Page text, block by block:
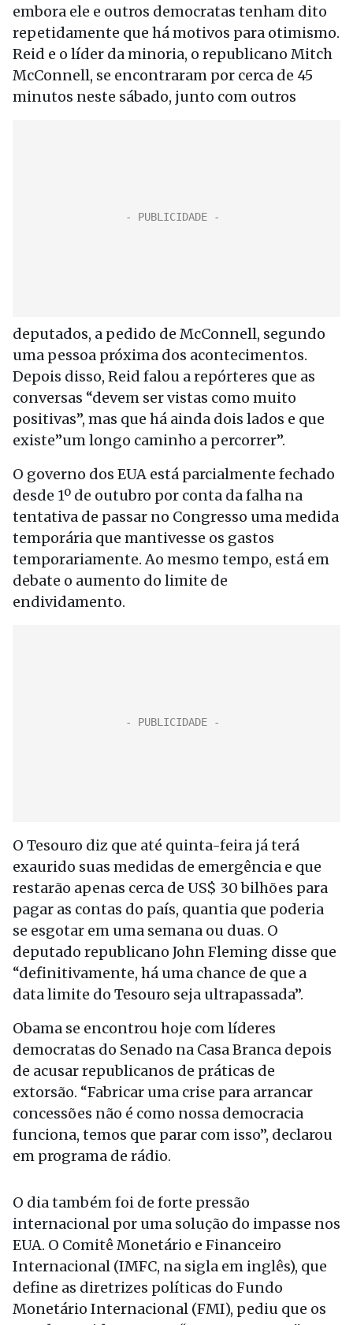
embora ele e outros democratas tenham dito
repetidamente que há motivos para otimismo.
Reid e o líder da minoria, o republicano Mitch
McConnell, se encontraram por cerca de 45
minutos neste sábado, junto com outros
deputados, a pedido de McConnell, segundo
uma pessoa próxima dos acontecimentos.
Depois disso, Reid falou a repórteres que as
conversas “devem ser vistas como muito
positivas”, mas que há ainda dois lados e que
existe”um longo caminho a percorrer”.
O governo dos EUA está parcialmente fechado
desde 1º de outubro por conta da falha na
tentativa de passar no Congresso uma medida
temporária que mantivesse os gastos
temporariamente. Ao mesmo tempo, está em
debate o aumento do limite de
endividamento.
O Tesouro diz que até quinta-feira já terá
exaurido suas medidas de emergência e que
restarão apenas cerca de US$ 30 bilhões para
pagar as contas do país, quantia que poderia
se esgotar em uma semana ou duas. O
deputado republicano John Fleming disse que
“definitivamente, há uma chance de que a
data limite do Tesouro seja ultrapassada”.
Obama se encontrou hoje com líderes
democratas do Senado na Casa Branca depois
de acusar republicanos de práticas de
extorsão. “Fabricar uma crise para arrancar
concessões não é como nossa democracia
funciona, temos que parar com isso”, declarou
em programa de rádio.
O dia também foi de forte pressão
internacional por uma solução do impasse nos
EUA. O Comitê Monetário e Financeiro
Internacional (IMFC, na sigla em inglês), que
define as diretrizes políticas do Fundo
Monetário Internacional (FMI), pediu que os